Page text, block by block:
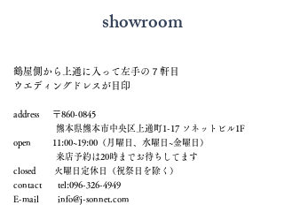
showroom
鶴屋側から上通に入って左手の７軒目
ウエディングドレスが目印
address 〒860-0845
熊本県熊本市中央区上通町1-17 ソネットビル1F
open 11:00~19:00（月曜日、水曜日~金曜日）
来店予約は20時までお待ちしてます
closed 火曜日定休日（祝祭日を除く）
contact tel:096-326-4949
E-mail info@j-sonnet.com